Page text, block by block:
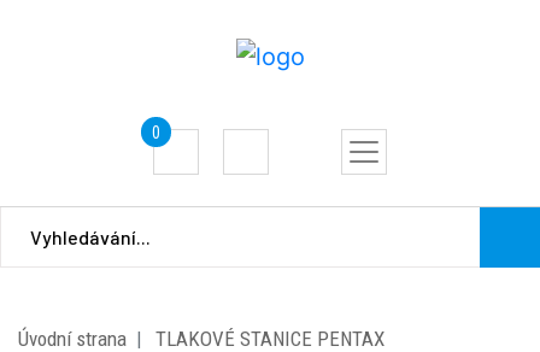
0
Úvodní strana
TLAKOVÉ STANICE PENTAX